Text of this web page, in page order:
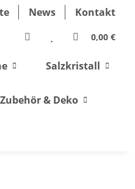
News Kontakt
0,00 €
Salzkristall
Zubehör & Deko